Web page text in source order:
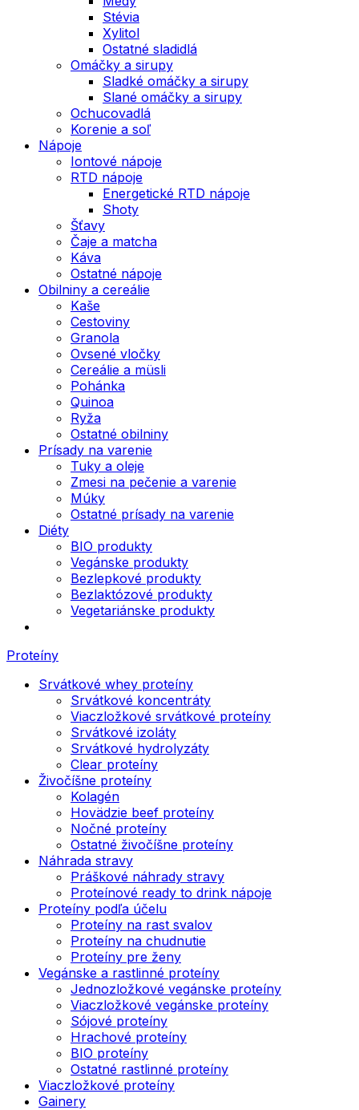
Stévia
Xylitol
Ostatné sladidlá
Omáčky a sirupy
Sladké omáčky a sirupy
Slané omáčky a sirupy
Ochucovadlá
Korenie a soľ
Nápoje
Iontové nápoje
RTD nápoje
Energetické RTD nápoje
Shoty
Šťavy
Čaje a matcha
Káva
Ostatné nápoje
Obilniny a cereálie
Kaše
Cestoviny
Granola
Ovsené vločky
Cereálie a müsli
Pohánka
Quinoa
Ryža
Ostatné obilniny
Prísady na varenie
Tuky a oleje
Zmesi na pečenie a varenie
Múky
Ostatné prísady na varenie
Diéty
BIO produkty
Vegánske produkty
Bezlepkové produkty
Bezlaktózové produkty
Vegetariánske produkty
Proteíny
Srvátkové whey proteíny
Srvátkové koncentráty
Viaczložkové srvátkové proteíny
Srvátkové izoláty
Srvátkové hydrolyzáty
Clear proteíny
Živočíšne proteíny
Kolagén
Hovädzie beef proteíny
Nočné proteíny
Ostatné živočíšne proteíny
Náhrada stravy
Práškové náhrady stravy
Proteínové ready to drink nápoje
Proteíny podľa účelu
Proteíny na rast svalov
Proteíny na chudnutie
Proteíny pre ženy
Vegánske a rastlinné proteíny
Jednozložkové vegánske proteíny
Viaczložkové vegánske proteíny
Sójové proteíny
Hrachové proteíny
BIO proteíny
Ostatné rastlinné proteíny
Viaczložkové proteíny
Gainery